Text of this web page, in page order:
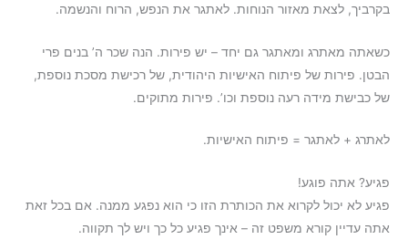
בקרביך, לצאת מאזור הנוחות. לאתגר את הנפש, הרוח והנשמה.
כשאתה מאתרג ומאתגר גם יחד – יש פירות. הנה שכר ה’ בנים פרי
הבטן. פירות של פיתוח האישיות היהודית, של רכישת מסכת נוספת,
של כבישת מידה רעה נוספת וכו’. פירות מתוקים.
לאתרג + לאתגר = פיתוח האישיות.
פגיע? אתה פוגע!
פגיע לא יכול לקרוא את הכותרת הזו כי הוא נפגע ממנה. אם בכל זאת
אתה עדיין קורא משפט זה – אינך פגיע כל כך ויש לך תקווה.